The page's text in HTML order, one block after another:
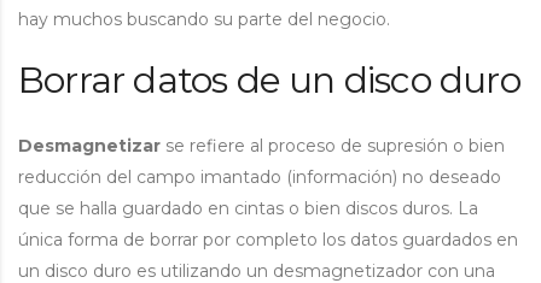
hay muchos buscando su parte del negocio.
Borrar datos de un disco duro
Desmagnetizar se refiere al proceso de supresión o bien
reducción del campo imantado (información) no deseado
que se halla guardado en cintas o bien discos duros. La
única forma de borrar por completo los datos guardados en
un disco duro es utilizando un desmagnetizador con una